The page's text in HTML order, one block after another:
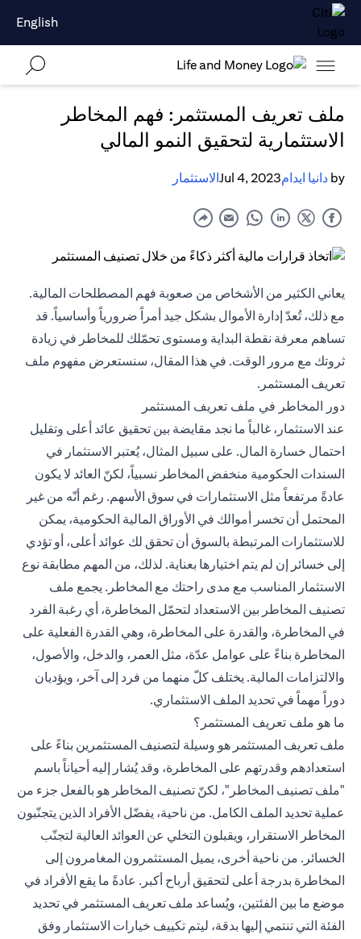
English
ملف تعريف المستثمر: فهم المخاطر
الاستثمارية لتحقيق النمو المالي
by دانيا ايدامJul 4, 2023الاستثمار
يعاني الكثير من الأشخاص من صعوبة فهم المصطلحات المالية.
مع ذلك، تُعدّ إدارة الأموال بشكل جيد أمراً ضرورياً وأساسياً. قد
تساهم معرفة نقطة البداية ومستوى تحمّلك للمخاطر في زيادة
ثروتك مع مرور الوقت. في هذا المقال، سنستعرض مفهوم ملف
تعريف المستثمر.
دور المخاطر في ملف تعريف المستثمر
عند الاستثمار، غالباً ما نجد مقايضة بين تحقيق عائد أعلى وتقليل
احتمال خسارة المال. على سبيل المثال، يُعتبر الاستثمار في
السندات الحكومية منخفض المخاطر نسبياً، لكنّ العائد لا يكون
عادةً مرتفعاً مثل الاستثمارات في سوق الأسهم. رغم أنّه من غير
المحتمل أن تخسر أموالك في الأوراق المالية الحكومية، يمكن
للاستثمارات المرتبطة بالسوق أن تحقق لك عوائد أعلى، أو تؤدي
إلى خسائر إن لم يتم اختيارها بعناية. لذلك، من المهم مطابقة نوع
الاستثمار المناسب مع مدى راحتك مع المخاطر. يجمع ملف
تصنيف المخاطر بين الاستعداد لتحمّل المخاطرة، أي رغبة الفرد
في المخاطرة، والقدرة على المخاطرة، وهي القدرة الفعلية على
المخاطرة بناءً على عوامل عدّة، مثل العمر، والدخل، والأصول،
والالتزامات المالية. يختلف كلّ منهما من فرد إلى آخر، ويؤديان
دوراً مهماً في تحديد الملف الاستثماري.
ما هو ملف تعريف المستثمر؟
ملف تعريف المستثمر هو وسيلة لتصنيف المستثمرين بناءً على
استعدادهم وقدرتهم على المخاطرة، وقد يُشار إليه أحياناً باسم
"ملف تصنيف المخاطر"، لكنّ تصنيف المخاطر هو بالفعل جزء من
عملية تحديد الملف الكامل. من ناحية، يفضّل الأفراد الذين يتجنّبون
المخاطر الاستقرار، ويقبلون التخلي عن العوائد العالية لتجنّب
الخسائر. من ناحية أخرى، يميل المستثمرون المغامرون إلى
المخاطرة بدرجة أعلى لتحقيق أرباح أكبر. عادةً ما يقع الأفراد في
موضع ما بين الفئتين، ويُساعد ملف تعريف المستثمر في تحديد
الفئة التي تنتمي إليها بدقة، ليتم تكييف خيارات الاستثمار وفق